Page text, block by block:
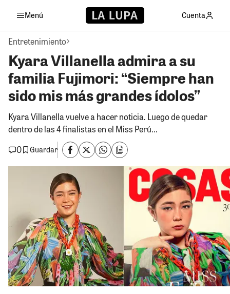
Menú Cuenta
Entretenimiento
Kyara Villanella admira a su
familia Fujimori: “Siempre han
sido mis más grandes ídolos”
Kyara Villanella vuelve a hacer noticia. Luego de quedar
dentro de las 4 finalistas en el Miss Perú...
0
Guardar